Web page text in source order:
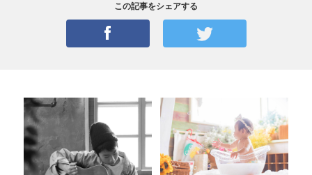
この記事をシェアする